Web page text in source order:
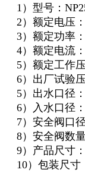
1）型号：
2）额定电压
3）额定功率：
4）额定电流
5）额定工作
6）出厂试验
5）出水口径
6）入水口径
7）安全阀口
8）安全阀数
9）产品尺寸
10）包装尺寸